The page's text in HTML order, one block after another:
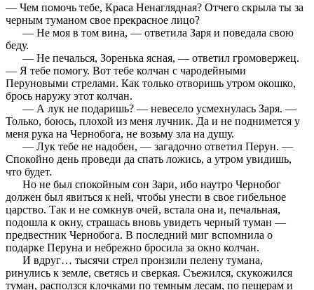
— Чем помочь тебе, Краса Ненаглядная? Отчего скрыла ты за
черным туманом свое прекрасное лицо?
— Не моя в том вина, — ответила Заря и поведала свою
беду.
— Не печалься, Зоренька ясная, — ответил громовержец.
— Я тебе помогу. Вот тебе колчан с чародейными
Перуновыми стрелами. Как только отворишь утром окошко,
брось наружу этот колчан.
— А лук не подаришь? — невесело усмехнулась Заря. —
Только, боюсь, плохой из меня лучник. Да и не поднимется у
меня рука на Чернобога, не возьму зла на душу.
— Лук тебе не надобен, — загадочно ответил Перун. —
Спокойно день проведи да спать ложись, а утром увидишь,
что будет.
Но не был спокойным сон Зари, ибо наутро Чернобог
должен был явиться к ней, чтобы унести в свое гибельное
царство. Так и не сомкнув очей, встала она и, печальная,
подошла к окну, страшась вновь увидеть черный туман —
предвестник Чернобога. В последний миг вспомнила о
подарке Перуна и небрежно бросила за окно колчан.
И вдруг… тысячи стрел пронзили пелену тумана,
ринулись к земле, светясь и сверкая. Съежился, скукожился
туман, расползся клочками по темным лесам, по пещерам и